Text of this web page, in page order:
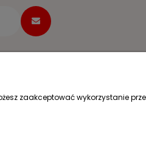
zaakceptować wykorzystanie